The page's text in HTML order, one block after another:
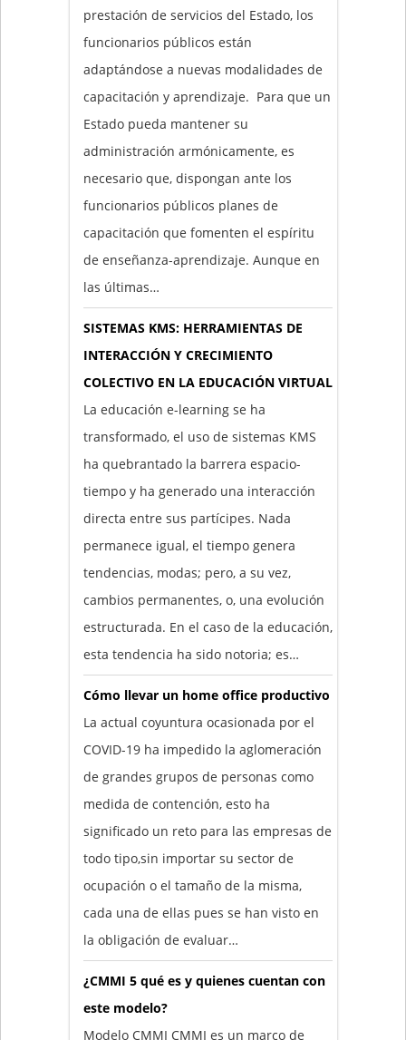
prestación de servicios del Estado, los
funcionarios públicos están
adaptándose a nuevas modalidades de
capacitación y aprendizaje. Para que un
Estado pueda mantener su
administración armónicamente, es
necesario que, dispongan ante los
funcionarios públicos planes de
capacitación que fomenten el espíritu
de enseñanza-aprendizaje. Aunque en
las últimas…
SISTEMAS KMS: HERRAMIENTAS DE
INTERACCIÓN Y CRECIMIENTO
COLECTIVO EN LA EDUCACIÓN VIRTUAL
La educación e-learning se ha
transformado, el uso de sistemas KMS
ha quebrantado la barrera espacio-
tiempo y ha generado una interacción
directa entre sus partícipes. Nada
permanece igual, el tiempo genera
tendencias, modas; pero, a su vez,
cambios permanentes, o, una evolución
estructurada. En el caso de la educación,
esta tendencia ha sido notoria; es…
Cómo llevar un home office productivo
La actual coyuntura ocasionada por el
COVID-19 ha impedido la aglomeración
de grandes grupos de personas como
medida de contención, esto ha
significado un reto para las empresas de
todo tipo,sin importar su sector de
ocupación o el tamaño de la misma,
cada una de ellas pues se han visto en
la obligación de evaluar…
¿CMMI 5 qué es y quienes cuentan con
este modelo?
Modelo CMMI CMMI es un marco de